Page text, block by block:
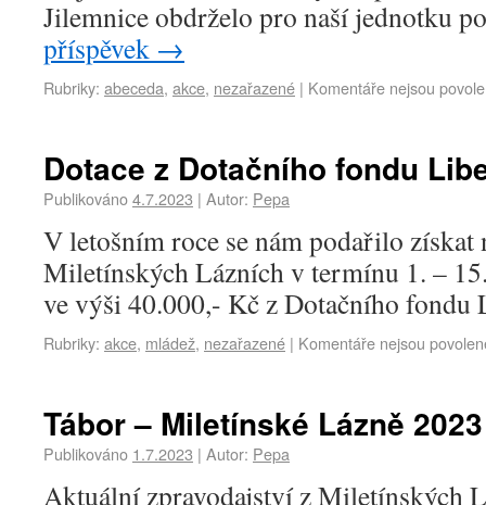
Jilemnice obdrželo pro naší jednotku
příspěvek →
Rubriky: abeceda, akce, nezařazené | Komentáře nejsou
Dotace z Dotačního fondu
Publikováno4.7.2023 | Autor: Pepa
V letošním roce se nám podařilo získat
Miletínských Lázních v termínu 1. –
ve výši 40.000,- Kč z Dotačního fondu
Rubriky: akce, mládež, nezařazené | Komentáře nejsou
Tábor – Miletínské Lázně 2023
Publikováno 1.7.2023 | Autor: Pepa
Aktuální zpravodajství z Miletínských